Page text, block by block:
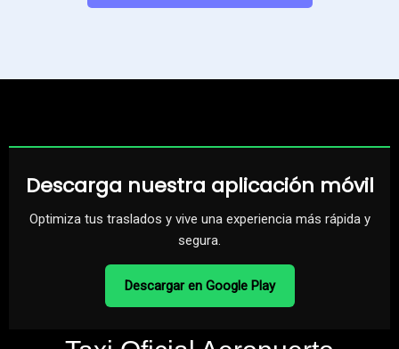
Descarga nuestra aplicación móvil
Optimiza tus traslados y vive una experiencia más rápida y
segura.
Descargar en Google Play